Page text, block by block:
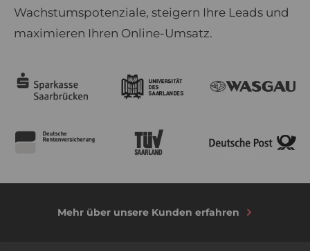
Wachstumspotenziale, steigern Ihre Leads und
maximieren Ihren Online-Umsatz.
Mehr über unsere Kunden erfahren